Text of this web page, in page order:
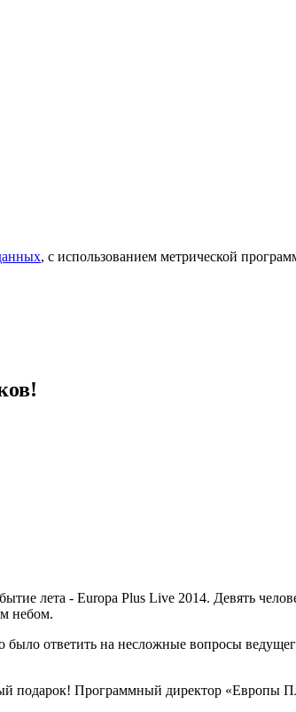
, с использованием метрической
лета - Europa Plus Live 2014. Девять
небом.
ответить на несложные вопросы
подарок! Программный директор «Европы